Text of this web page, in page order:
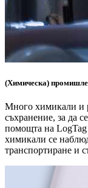
(Химическа)
Много химикали и
съхранение, за да
помощта на LogTag
химикали се
транспортиране и